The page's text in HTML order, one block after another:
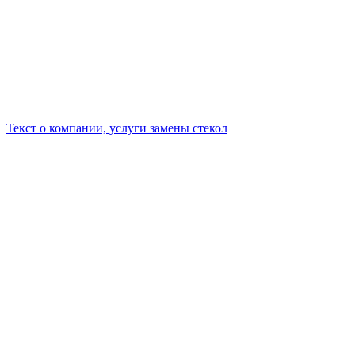
Текст о компании, услуги замены стекол